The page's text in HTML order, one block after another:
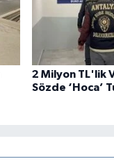
2 Milyon TL'lik
Sözde ‘Hoca’